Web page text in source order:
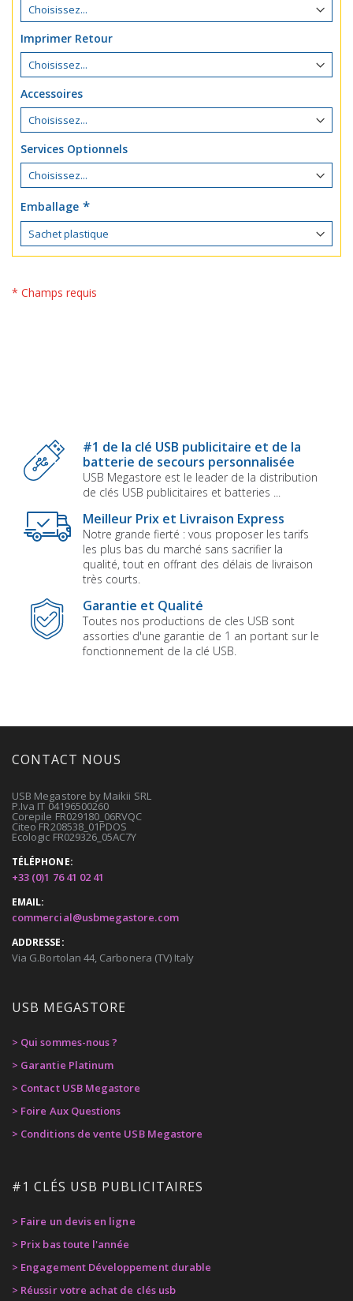
Imprimer Retour
Accessoires
Services Optionnels
Emballage
* Champs requis
#1 de la clé USB publicitaire et de la
batterie de secours personnalisée
USB Megastore est le leader de la distribution
de clés USB publicitaires et batteries ...
Meilleur Prix et Livraison Express
Notre grande fierté : vous proposer les tarifs
les plus bas du marché sans sacrifier la
qualité, tout en offrant des délais de livraison
très courts.
Garantie et Qualité
Toutes nos productions de cles USB sont
assorties d'une garantie de 1 an portant sur le
fonctionnement de la clé USB.
CONTACT NOUS
USB Megastore by Maikii SRL
P.Iva IT 04196500260
Corepile FR029180_06RVQC
Citeo FR208538_01PDOS
Ecologic FR029326_05AC7Y
TÉLÉPHONE:
+33 (0)1 76 41 02 41
EMAIL:
commercial@usbmegastore.com
ADDRESSE:
Via G.Bortolan 44, Carbonera (TV) Italy
USB MEGASTORE
> Qui sommes-nous ?
> Garantie Platinum
> Contact USB Megastore
> Foire Aux Questions
> Conditions de vente USB Megastore
#1 CLÉS USB PUBLICITAIRES
> Faire un devis en ligne
> Prix bas toute l'année
> Engagement Développement durable
> Réussir votre achat de clés usb